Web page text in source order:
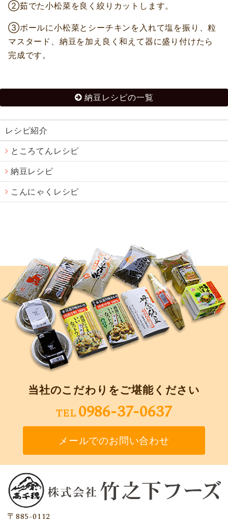
②茹でた小松菜を良く絞りカットします。
③ボールに小松菜とシーチキンを入れて塩を振り、粒
マスタード、納豆を加え良く和えて器に盛り付けたら
完成です。
納豆レシピの一覧
レシピ紹介
ところてんレシピ
納豆レシピ
こんにゃくレシピ
当社のこだわりをご堪能ください
TEL 0986-37-0637
メールでのお問い合わせ
〒885-0112